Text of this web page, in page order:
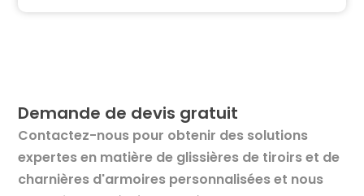
Demande de devis gratuit
Contactez-nous pour obtenir des solutions
expertes en matière de glissières de tiroirs et de
charnières d'armoires personnalisées et nous